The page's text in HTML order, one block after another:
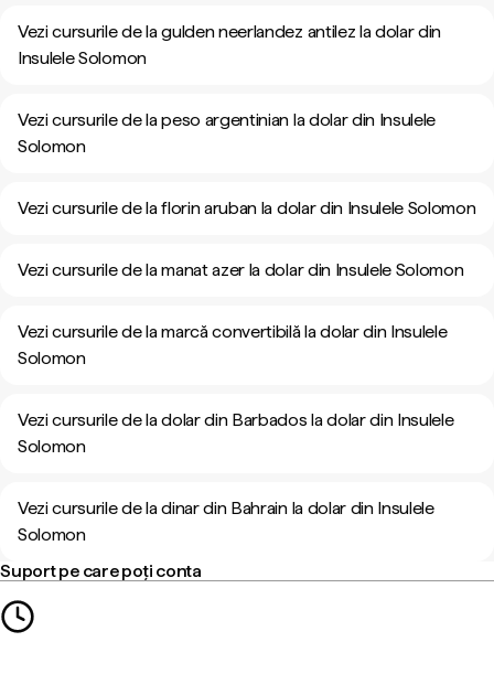
Vezi cursurile de la gulden neerlandez antilez la dolar din
Insulele Solomon
Vezi cursurile de la peso argentinian la dolar din Insulele
Solomon
Vezi cursurile de la florin aruban la dolar din Insulele Solomon
Vezi cursurile de la manat azer la dolar din Insulele Solomon
Vezi cursurile de la marcă convertibilă la dolar din Insulele
Solomon
Vezi cursurile de la dolar din Barbados la dolar din Insulele
Solomon
Vezi cursurile de la dinar din Bahrain la dolar din Insulele
Solomon
Suport pe care poți conta